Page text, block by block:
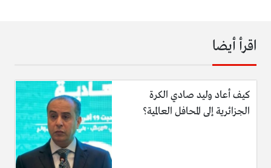
اقرأ أيضا
كيف أعاد وليد صادي الكرة
الجزائرية إلى المحافل العالمية؟